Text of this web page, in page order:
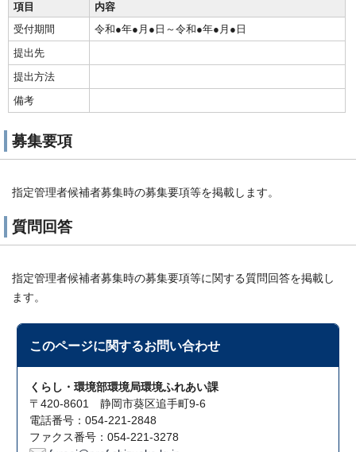
項目
内容
受付期間
令和●年●月●日～令和●年●月●日
提出先
提出方法
備考
募集要項
指定管理者候補者募集時の募集要項等を掲載します。
質問回答
指定管理者候補者募集時の募集要項等に関する質問回答を掲載し
ます。
このページに関するお問い合わせ
くらし・環境部環境局環境ふれあい課
〒420-8601 静岡市葵区追手町9-6
電話番号：054-221-2848
ファクス番号：054-221-3278